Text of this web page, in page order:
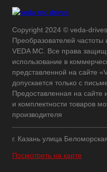
Copyright 2024 © veda-
Преобразователей частоты
VEDA MC. Все права
использование в
представленной на сайте
допускается только с
Предоставленная на сайте
и комплектности товаров
производителя
г. Казань улица
Посмотреть на карте